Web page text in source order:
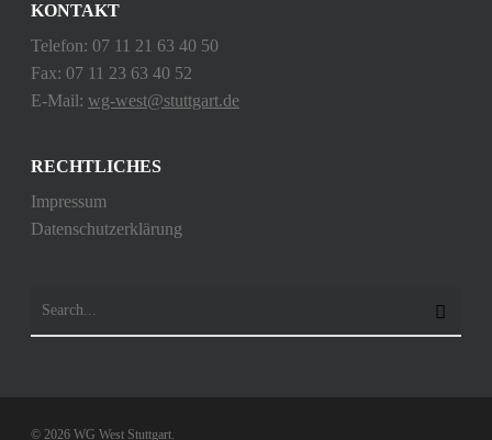
KONTAKT
Telefon: 07 11 21 63 40 50
Fax: 07 11 23 63 40 52
E-Mail: wg-west@stuttgart.de
RECHTLICHES
Impressum
Datenschutzerklärung
© 2026 WG West Stuttgart.